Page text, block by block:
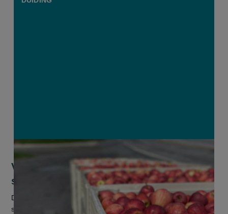
Vlaamse fruitboomkwekers herzien
strategie na jarenlange crisis
De aanhoudende crisis in de Europese fruitteelt laat ook de
sector van fruitboomkwekerijen niet onberoerd. “Heel wat